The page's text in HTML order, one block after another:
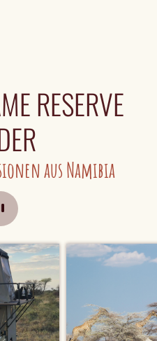
RESERVE
aus Namibia